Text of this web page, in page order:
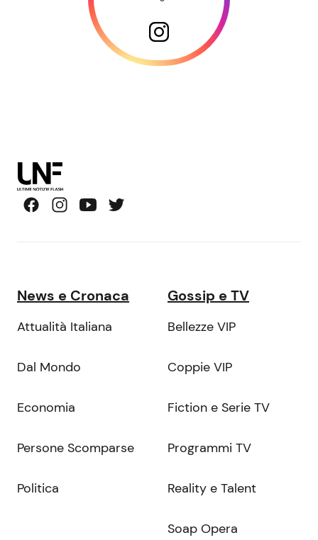
News e Cronaca
Attualità Italiana
Dal Mondo
Economia
Persone Scomparse
Politica
Gossip e TV
Bellezze VIP
Coppie VIP
Fiction e Serie TV
Programmi TV
Reality e Talent
Soap Opera